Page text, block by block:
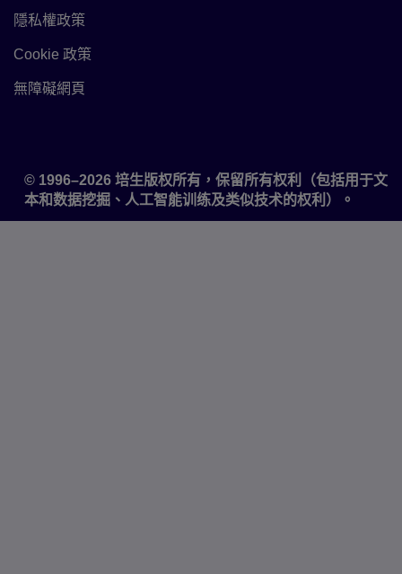
隱私權政策
Cookie 政策
無障礙網頁
© 1996–2026 培生版权所有，保留所有权利（包括用于文
本和数据挖掘、人工智能训练及类似技术的权利）。